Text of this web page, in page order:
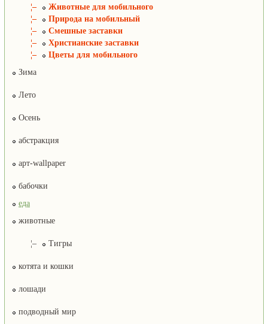
¦–
Животные для мобильного
¦–
Природа на мобильный
¦–
Смешные заставки
¦–
Христианские заставки
¦–
Цветы для мобильного
Зима
Лето
Осень
абстракция
арт-wallpaper
бабочки
еда
животные
¦– Тигры
котята и кошки
лошади
подводный мир